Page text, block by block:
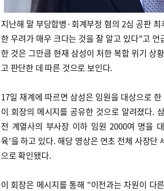
지난해 말 부당합병·회계부정 혐의 2심 공판
한 우려가 매우 크다는 것을 잘 알고 있다”고 언
한 것은 그만큼 현재 삼성이 처한 복합 위기 상
고 판단한 데 따른 것으로 보인다.
17일 재계에 따르면 삼성은 임원을 대상으로
이 회장의 메시지를 공유한 것으로 알려졌다.
전 계열사의 부사장 이하 임원 2000여 명을
육’을 하고 있다. 해당 영상은 연초 전체 사장단
으로 확인됐다.
이 회장은 메시지를 통해 “이전과는 차원이 다